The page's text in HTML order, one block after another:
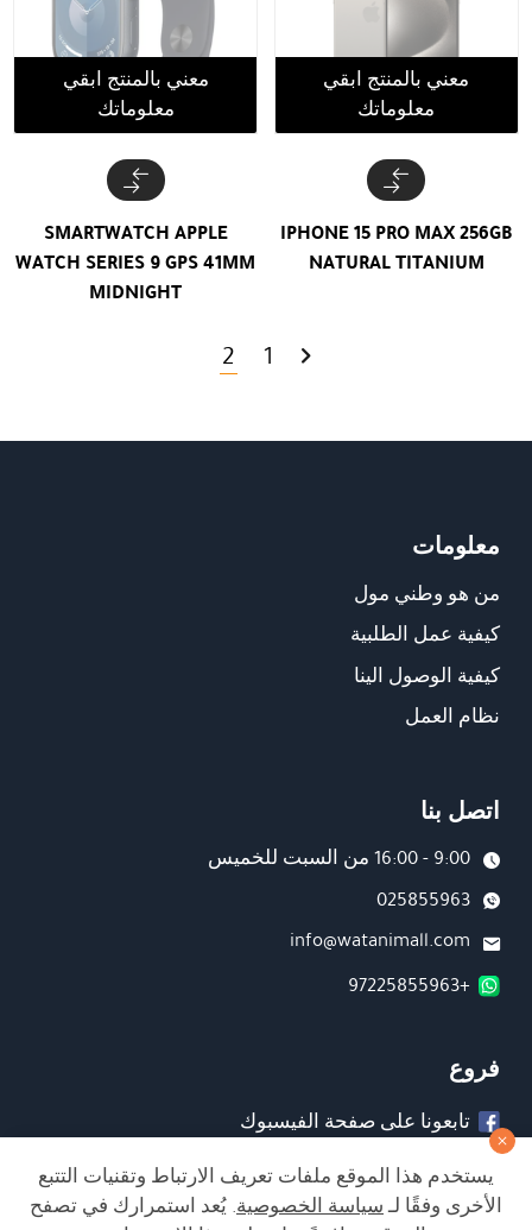
معني بالمنتج ابقي
معلوماتك
IPHONE 15 PRO MAX 256GB
NATURAL TITANIUM
معني بالمنتج ابقي
معلوماتك
SMARTWATCH APPLE
WATCH SERIES 9 GPS 41MM
MIDNIGHT
1
2
معلومات
من هو وطني مول
كيفية عمل الطلبية
كيفية الوصول الينا
نظام العمل
اتصل بنا
9:00 - 16:00 من السبت للخميس
025855963
info@watanimall.com
+97225855963
فروع
تابعونا على صفحة الفيسبوك
يستخدم هذا الموقع ملفات تعريف الارتباط وتقنيات التتبع
الأخرى وفقًا لـسياسة الخصوصية. يُعد استمرارك في تصفح